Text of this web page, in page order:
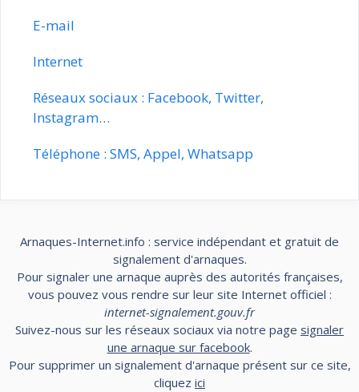
E-mail
Internet
Réseaux sociaux : Facebook, Twitter,
Instagram…
Téléphone : SMS, Appel, Whatsapp
Arnaques-Internet.info : service indépendant et gratuit de
signalement d'arnaques.
Pour signaler une arnaque auprès des autorités françaises,
vous pouvez vous rendre sur leur site Internet officiel :
internet-signalement.gouv.fr
Suivez-nous sur les réseaux sociaux via notre page signaler
une arnaque sur facebook.
Pour supprimer un signalement d'arnaque présent sur ce site,
cliquez ici